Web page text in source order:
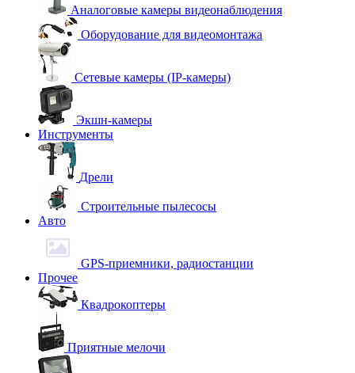
Аналоговые камеры видеонаблюдения
Оборудование для видеомонтажа
Сетевые камеры (IP-камеры)
Экшн-камеры
Инструменты
Дрели
Строительные пылесосы
Авто
GPS-приемники, радиостанции
Прочее
Квадрокоптеры
Приятные мелочи